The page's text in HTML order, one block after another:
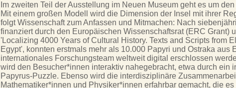
Im zweiten Teil der Ausstellung im Neuen Museum geht es um
Mit einem großen Modell wird die Dimension der Insel mit ihrer
folgt Wissenschaft zum Anfassen und Mitmachen: Nach
finanziert durch den Europäischen Wissenschaftsrat (ERC Grant)
'Localizing 4000 Years of Cultural History. Texts and Scripts from
Egypt', konnten erstmals mehr als 10.000 Papyri und Ostraka aus
internationales Forschungsteam weltweit digital erschlossen
wird den Besucher*innen interaktiv nahegebracht, etwa durch ein
Papyrus-Puzzle. Ebenso wird die interdisziplinäre
Mathematiker*innen und Physiker*innen erfahrbar gemacht, die